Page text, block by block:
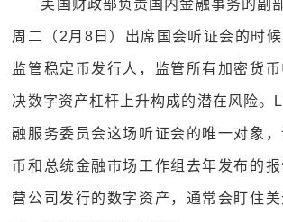
美国财政部负责国内金融事务的副
周二（2月8日）出席国会听证会的时
监管稳定币发行人，监管所有加密货
决数字资产杠杆上升构成的潜在风险。
融服务委员会这场听证会的唯一对象
币和总统金融市场工作组去年发布的
营公司发行的数字资产，通常会盯住